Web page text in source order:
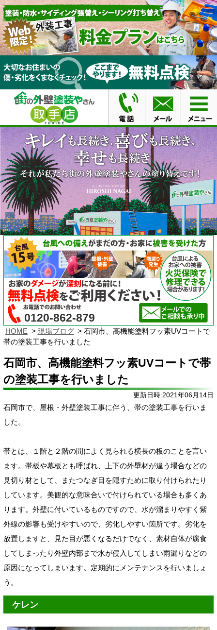
0120-862-879
HOME 現場ブログ
石岡市、高機能塗料フッ素UVコートで
帯の塗装工事を行いました
石岡市、高機能塗料フッ素UVコートで帯
の塗装工事を行いました
更新日時:2021年06月14日
石岡市で、屋根・外壁塗装工事に伴う、帯の塗装工事を行いま
した。
帯とは、１階と２階の間によく見られる横長の板のことを言い
ます。帯板や幕板 とも呼ばれ、上下の外壁材が違う場合などの
見切り材として、またつなぎ目を隠すために取り付けられたり
しています。美観的な意味合いで付けられている場合も多くあ
ります。外壁に付いているものですので、水が溜まりやすく紫
外線の影響も受けやすいので、劣化しやすい箇所です。劣化を
放置しますと、見た目が悪くなるだけでなく、素材自体が腐食
してしまったり外壁内部まで水が侵入してしまい雨漏りなどの
原因になってしまいます。定期的にメンテナンスを行いましょ
う。
ケレン